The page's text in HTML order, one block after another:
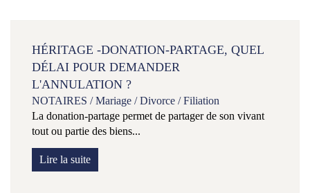
HÉRITAGE -DONATION-PARTAGE, QUEL
DÉLAI POUR DEMANDER
L'ANNULATION ?
NOTAIRES /Mariage / Divorce / Filiation
La donation-partage permet de partager de son vivant
tout ou partie des biens...
Lire la suite